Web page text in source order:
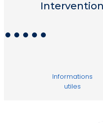
Informations
utiles